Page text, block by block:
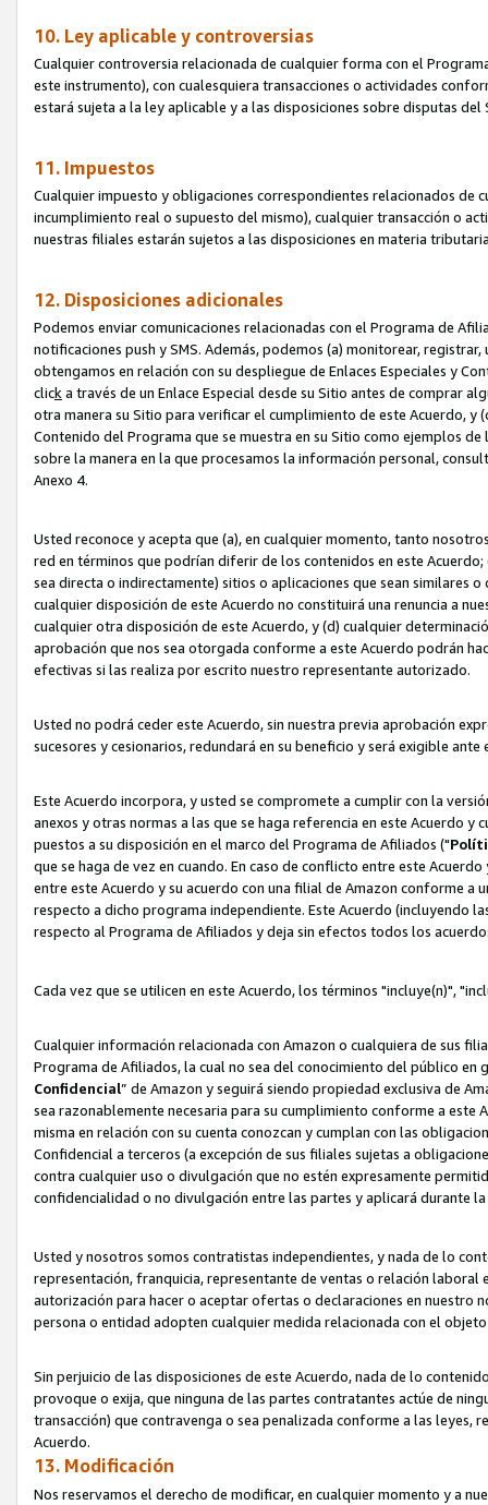
10. Ley aplicable y controversias
Cualquier controversia relacionada de cualquier forma con el
este instrumento), con cualesquiera transacciones o actividades
estará sujeta a la ley aplicable y a las disposiciones sobre disputas
11. Impuestos
Cualquier impuesto y obligaciones correspondientes relacionados de
incumplimiento real o supuesto del mismo), cualquier transacción o
nuestras filiales estarán sujetos a las disposiciones en materia
12. Disposiciones adicionales
Podemos enviar comunicaciones relacionadas con el Programa de
notificaciones push y SMS. Además, podemos (a) monitorear,
obtengamos en relación con su despliegue de Enlaces Especiales y
clicka través de un Enlace Especial desde su Sitio antes de comprar
otra manera su Sitio para verificar el cumplimiento de este Acuerdo,
Contenido del Programa que se muestra en su Sitio como ejemplos
sobre la manera en la que procesamos la información personal,
Anexo 4.
Usted reconoce y acepta que (a), en cualquier momento, tanto
red en términos que podrían diferir de los contenidos en este
sea directa o indirectamente) sitios o aplicaciones que sean similares
cualquier disposición de este Acuerdo no constituirá una renuncia a
cualquier otra disposición de este Acuerdo, y (d) cualquier
aprobación que nos sea otorgada conforme a este Acuerdo podrán
efectivas si las realiza por escrito nuestro representante autorizado.
Usted no podrá ceder este Acuerdo, sin nuestra previa aprobación
sucesores y cesionarios, redundará en su beneficio y será exigible
Este Acuerdo incorpora, y usted se compromete a cumplir con la
anexos y otras normas a las que se haga referencia en este Acuerdo
puestos a su disposición en el marco del Programa de Afiliados ("
que se haga de vez en cuando. En caso de conflicto entre este
entre este Acuerdo y su acuerdo con una filial de Amazon conforme
respecto a dicho programa independiente. Este Acuerdo (incluyendo
respecto al Programa de Afiliados y deja sin efectos todos los
Cada vez que se utilicen en este Acuerdo, los términos "incluye(n)",
Cualquier información relacionada con Amazon o cualquiera de sus
Programa de Afiliados, la cual no sea del conocimiento del público
Confidencial” de Amazon y seguirá siendo propiedad exclusiva de
sea razonablemente necesaria para su cumplimiento conforme a
misma en relación con su cuenta conozcan y cumplan con las
Confidencial a terceros (a excepción de sus filiales sujetas a
contra cualquier uso o divulgación que no estén expresamente
confidencialidad o no divulgación entre las partes y aplicará durante
Usted y nosotros somos contratistas independientes, y nada de lo
representación, franquicia, representante de ventas o relación
autorización para hacer o aceptar ofertas o declaraciones en nuestro
persona o entidad adopten cualquier medida relacionada con el
Sin perjuicio de las disposiciones de este Acuerdo, nada de lo
provoque o exija, que ninguna de las partes contratantes actúe de
transacción) que contravenga o sea penalizada conforme a las leyes,
Acuerdo.
13. Modificación
Nos reservamos el derecho de modificar, en cualquier momento y a